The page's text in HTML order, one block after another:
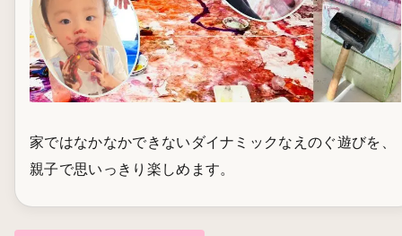
家ではなかなかできないダイナミックなえのぐ遊びを、
親子で思いっきり楽しめます。